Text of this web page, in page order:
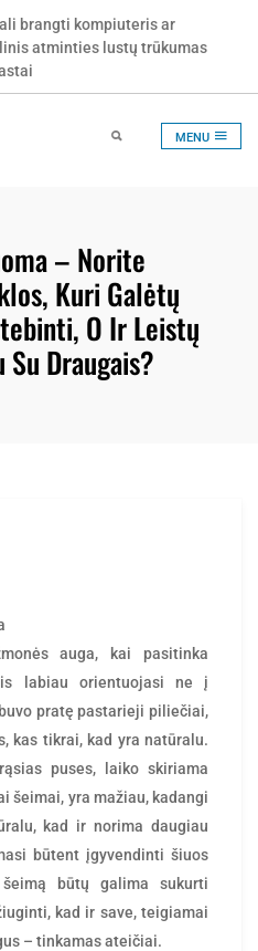
brangti kompiuteris ar
atminties lustų trūkumas
MENU
– Norite
Kuri Galėtų
O Ir Leistų
Draugais?
auga, kai pasitinka
labiau orientuojasi ne į
pratę pastarieji piliečiai,
kas tikrai, kad yra natūralu.
puses, laiko skiriama
šeimai, yra mažiau, kadangi
kad ir norima daugiau
būtent įgyvendinti šiuos
būtų galima sukurti
kad ir save, teigiamai
– tinkamas ateičiai.